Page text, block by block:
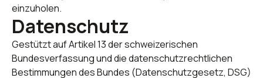
einzuholen.
Datenschutz
Gestützt auf Artikel 13 der schweizerischen
Bundesverfassung und die datenschutzrechtlichen
Bestimmungen des Bundes (Datenschutzgesetz, DSG)